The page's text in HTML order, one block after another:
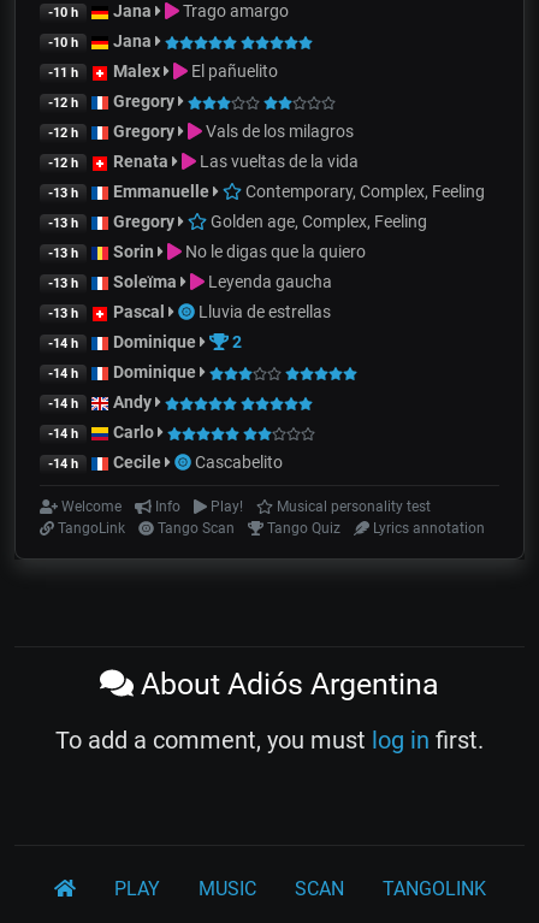
-10 h Jana Trago amargo
-10 h Jana
-11 h Malex El pañuelito
-12 h Gregory
-12 h Gregory Vals de los milagros
-12 h Renata Las vueltas de la vida
-13 h Emmanuelle Contemporary, Complex, Feeling
-13 h Gregory Golden age, Complex, Feeling
-13 h Sorin No le digas que la quiero
-13 h Soleïma Leyenda gaucha
-13 h Pascal Lluvia de estrellas
-14 h Dominique 2
-14 h Dominique
-14 h Andy
-14 h Carlo
-14 h Cecile Cascabelito
Welcome Info Play!
Musical personality test
TangoLink
Tango Scan Tango Quiz Lyrics annotation
About Adiós Argentina
To add a comment, you must log in first.
PLAY MUSIC SCAN TANGOLINK